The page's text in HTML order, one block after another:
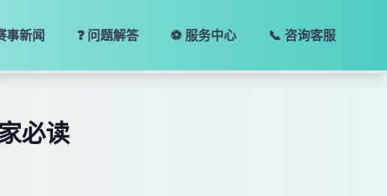
事新闻 ❓ 问题解答 ⚽ 服务中心 📞 咨询客服
必读